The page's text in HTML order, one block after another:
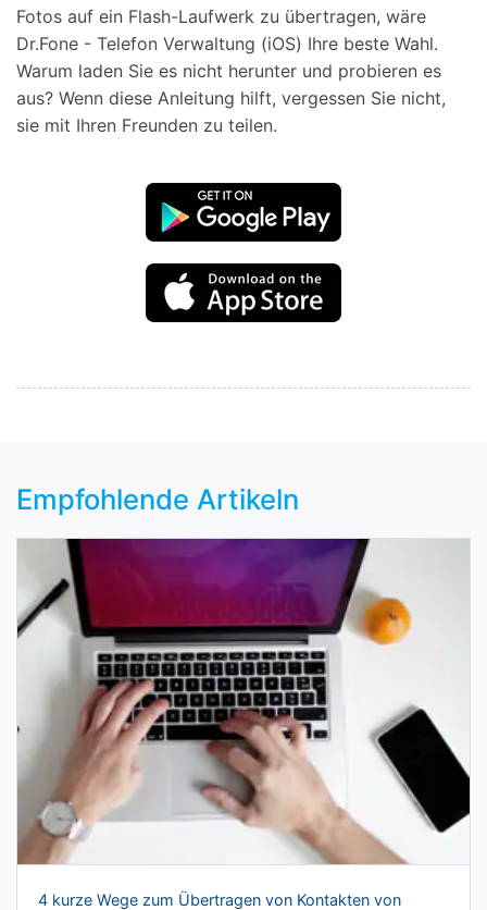
Fotos auf ein Flash-Laufwerk zu übertragen, wäre
Dr.Fone - Telefon Verwaltung (iOS) Ihre beste Wahl.
Warum laden Sie es nicht herunter und probieren es
aus? Wenn diese Anleitung hilft, vergessen Sie nicht,
sie mit Ihren Freunden zu teilen.
Empfohlende Artikeln
4 kurze Wege zum Übertragen von Kontakten von